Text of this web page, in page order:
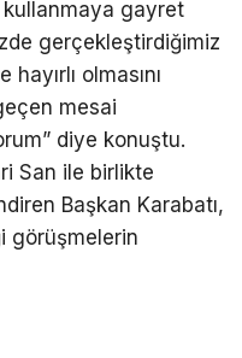
kullanmaya gayret
gerçekleştirdiğimiz
olmasını
mesai
diye konuştu.
San ile birlikte
Başkan Karabatı,
görüşmelerin